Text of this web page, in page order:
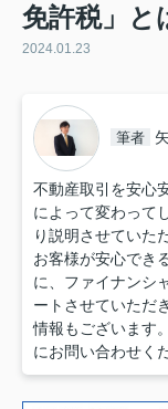
免許税」と
2024.01.23
筆者
不動産取引を安心
によって変わって
り説明させていた
お客様が安心でき
に、ファイナンシ
ートさせていただ
情報もございます
にお問い合わせく